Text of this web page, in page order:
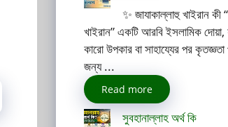
✨ জাযাকাল্লাহু খাইরান কী
খাইরান” একটি আরবি ইসলামিক দোয়া,
কারো উপকার বা সাহায্যের পর
জন্য ...
Read more
সুবহানাল্লাহ অর্থ কি